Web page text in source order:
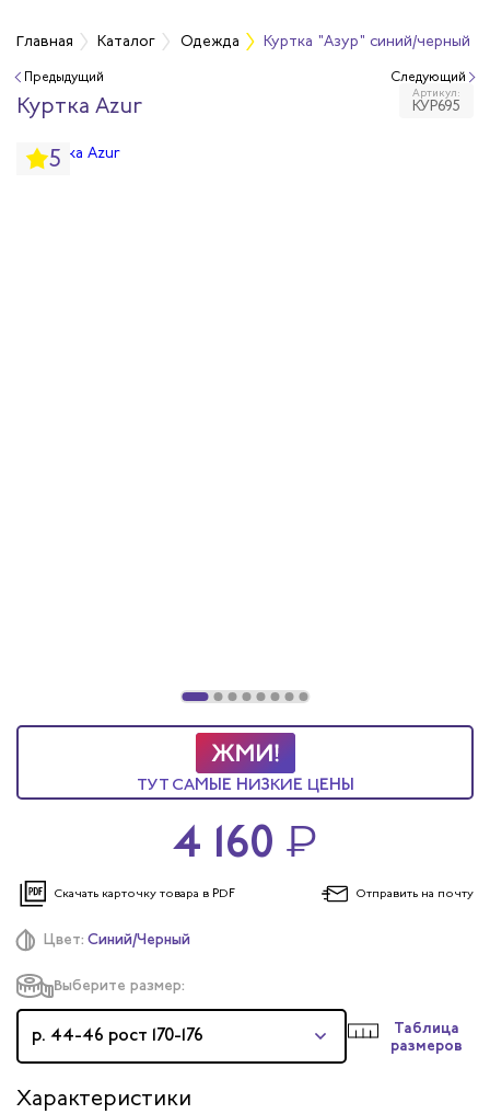
Главная Каталог Одежда Куртка "Азур" синий/черный
Предыдущий
Куртка Azur Артикул:
КУР695
5
Цвет: Синий/Черный
Выберите размер:
р. 44-46 рост 170-176
Таблица
размеров
Характеристики
ТУТ САМЫЕ НИЗКИЕ ЦЕНЫ
4 160 ₽
Скачать карточку товара в PDF Отправить на почту
Следующий